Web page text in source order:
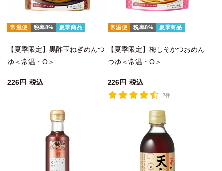
常温便 税率8% 夏季商品
【夏季限定】黒酢玉ねぎめんつ
ゆ＜常温・O＞
226 税込
常温便 税率8% 夏季商品
【夏季限定】梅しそかつおめん
つゆ＜常温・O＞
226 税込
2件